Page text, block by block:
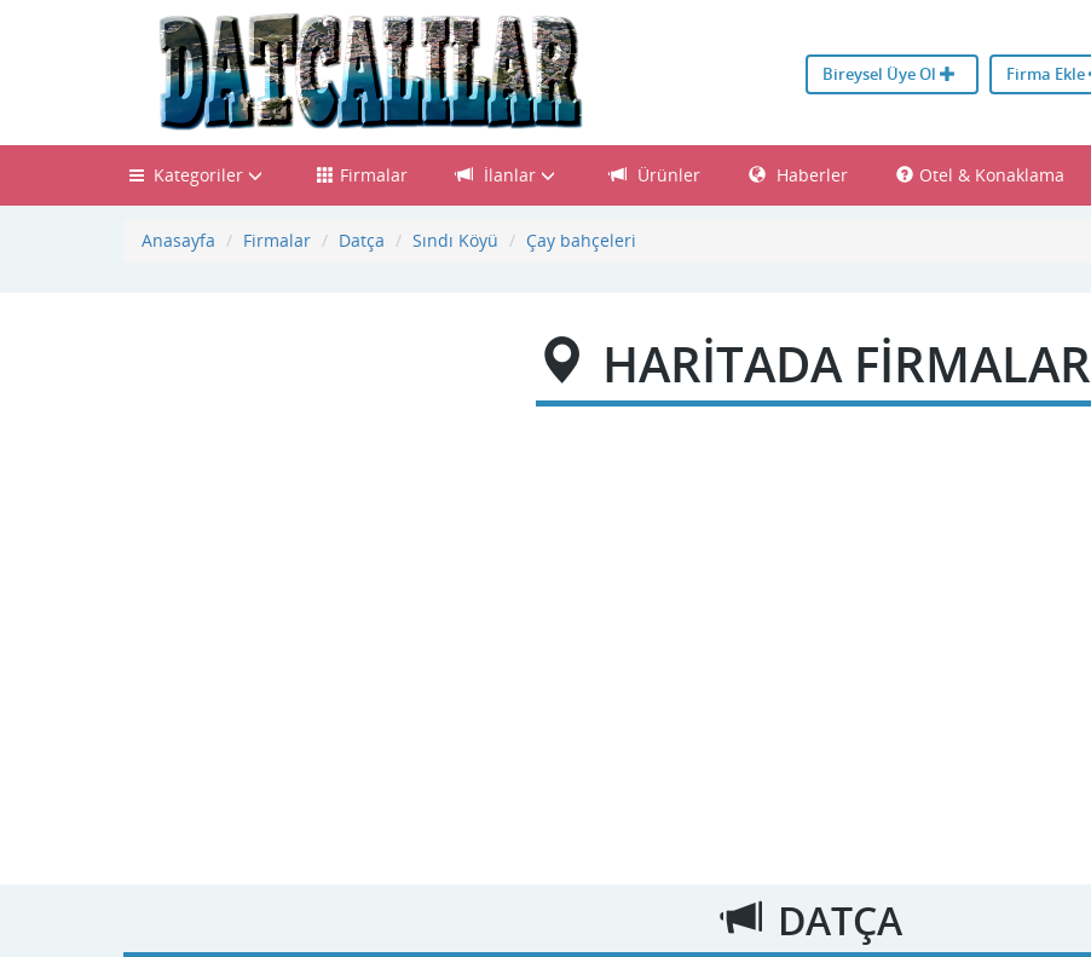
Bireysel Üye Ol Firma Ekle
Kategoriler Firmalar İlanlar Ürünler Haberler Otel & Konaklama
Anasayfa Firmalar Datça Sındı Köyü Çay bahçeleri
HARİTADA FİRMALAR
DATÇA